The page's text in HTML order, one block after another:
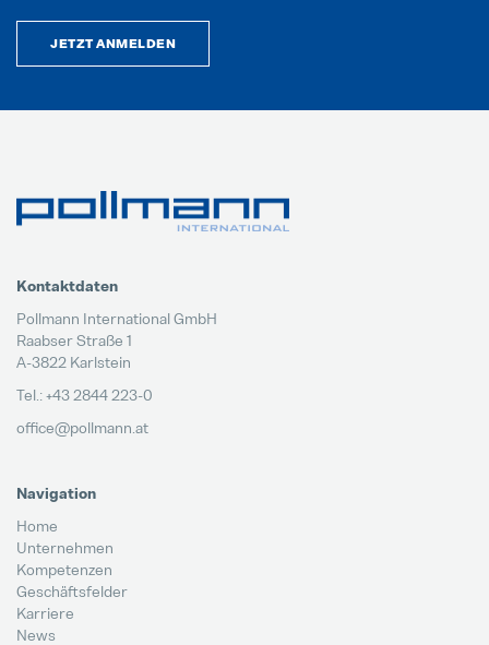
JETZT ANMELDEN
Kontaktdaten
Pollmann International GmbH
Raabser Straße 1
A-3822 Karlstein
Tel.: +43 2844 223-0
office@pollmann.at
Navigation
Home
Unternehmen
Kompetenzen
Geschäftsfelder
Karriere
News